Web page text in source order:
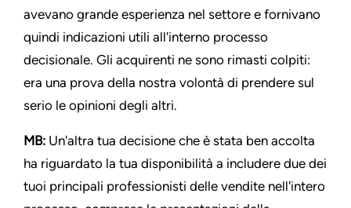
avevano grande esperienza nel settore e fornivano
quindi indicazioni utili all'interno processo
decisionale. Gli acquirenti ne sono rimasti colpiti:
era una prova della nostra volontà di prendere sul
serio le opinioni degli altri.
MB: Un'altra tua decisione che è stata ben accolta
ha riguardato la tua disponibilità a includere due dei
tuoi principali professionisti delle vendite nell'intero